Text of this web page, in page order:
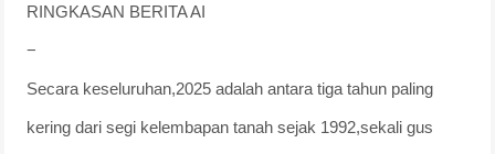
RINGKASAN BERITA AI
−
Secara keseluruhan,2025 adalah antara tiga tahun paling
kering dari segi kelembapan tanah sejak 1992,sekali gus